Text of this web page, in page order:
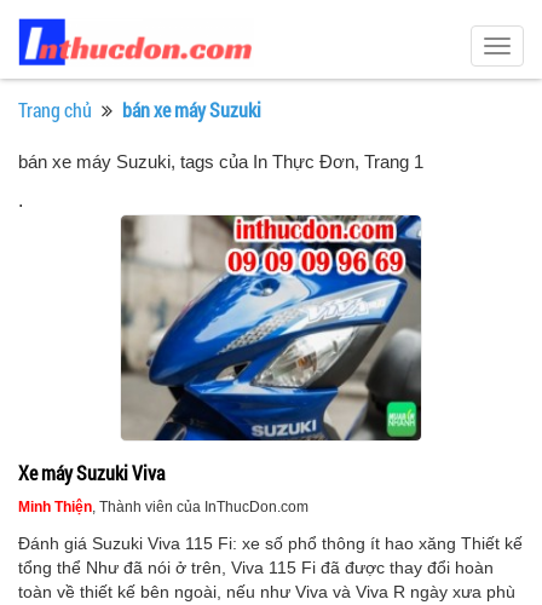
Trang chủ bán xe máy Suzuki
bán xe máy Suzuki, tags của In Thực Đơn, Trang 1
.
Xe máy Suzuki Viva
Minh Thiện, Thành viên của InThucDon.com
Đánh giá Suzuki Viva 115 Fi: xe số phổ thông ít hao xăng Thiết kế
tổng thể Như đã nói ở trên, Viva 115 Fi đã được thay đổi hoàn
toàn về thiết kế bên ngoài, nếu như Viva và Viva R ngày xưa phù